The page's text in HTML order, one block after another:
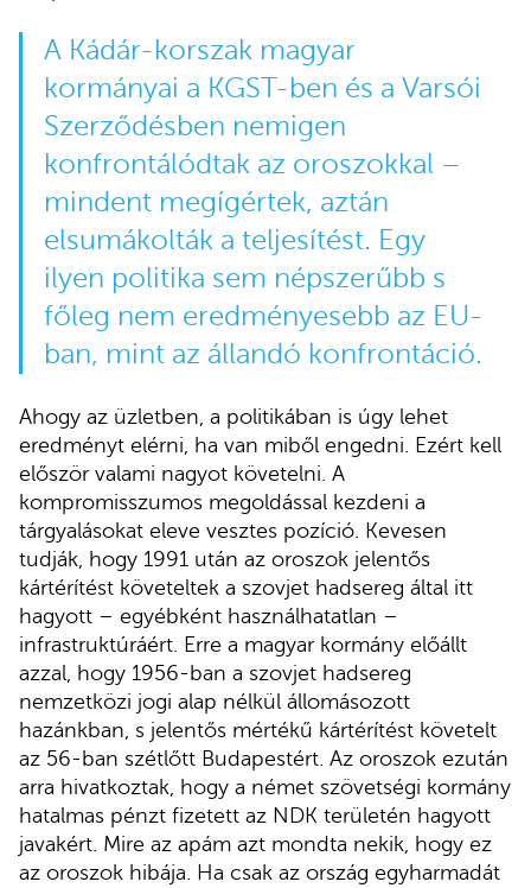
A Kádár-korszak magyar
kormányai a KGST-ben és a Varsói
Szerződésben nemigen
konfrontálódtak az oroszokkal –
mindent megígértek, aztán
elsumákolták a teljesítést. Egy
ilyen politika sem népszerűbb s
főleg nem eredményesebb az EU-
ban, mint az állandó konfrontáció.
Ahogy az üzletben, a politikában is úgy lehet
eredményt elérni, ha van miből engedni. Ezért kell
először valami nagyot követelni. A
kompromisszumos megoldással kezdeni a
tárgyalásokat eleve vesztes pozíció. Kevesen
tudják, hogy 1991 után az oroszok jelentős
kártérítést követeltek a szovjet hadsereg által itt
hagyott – egyébként használhatatlan –
infrastruktúráért. Erre a magyar kormány előállt
azzal, hogy 1956-ban a szovjet hadsereg
nemzetközi jogi alap nélkül állomásozott
hazánkban, s jelentős mértékű kártérítést követelt
az 56-ban szétlőtt Budapestért. Az oroszok ezután
arra hivatkoztak, hogy a német szövetségi kormány
hatalmas pénzt fizetett az NDK területén hagyott
javakért. Mire az apám azt mondta nekik, hogy ez
az oroszok hibája. Ha csak az ország egyharmadát